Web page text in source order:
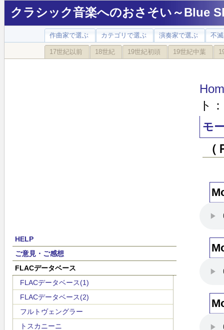
クラシック音楽へのおさそい～Blue
作曲家で選ぶ カテゴリで選ぶ 演奏家で選ぶ 不
17世紀以前 18世紀 19世紀初頭 19世紀中葉
HELP
ご意見・ご感想
FLACデータベース
FLACデータベース(1)
FLACデータベース(2)
フルトヴェングラー
トスカニーニ
ト
モ